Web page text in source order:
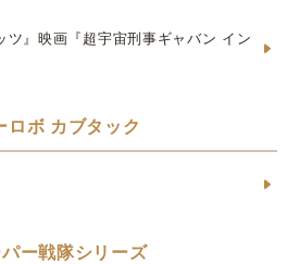
ツ』映画『超宇宙刑事ギャバン イン
ロボ カブタック
ー戦隊シリーズ